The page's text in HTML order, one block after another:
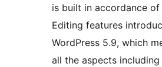
is built in accordance of
Editing features
WordPress 5.9, which
all the aspects including